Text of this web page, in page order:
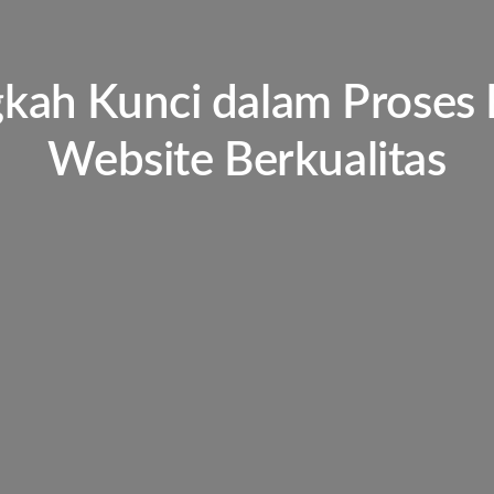
Kunci dalam Proses
Website Berkualitas